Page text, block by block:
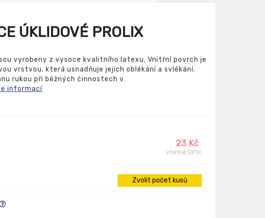
ÚKLIDOVÉ PROLIX
vyrobeny z vysoce kvalitního latexu. Vnitřní povrch je
vrstvou, která usnadňuje jejich oblékání a svlékání.
rukou při běžných činnostech v
informací
23 Kč
včetně DPH
Zvolit počet kusů